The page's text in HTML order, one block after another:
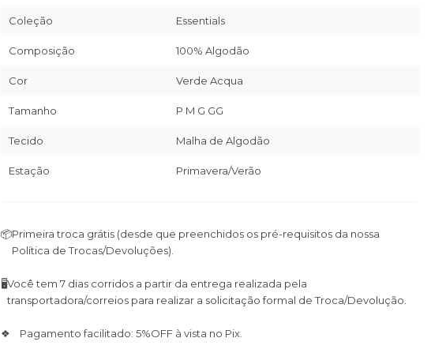
Coleção Essentials
Composição 100% Algodão
Cor Verde Acqua
Tamanho P M G GG
Tecido Malha de Algodão
Estação Primavera/Verão
📦Primeira troca grátis (desde que preenchidos os pré-requisitos da nossa
Política de Trocas/Devoluções).
🖥Você tem 7 dias corridos a partir da entrega realizada pela
transportadora/correios para realizar a solicitação formal de Troca/Devolução.
❖ Pagamento facilitado: 5%OFF à vista no Pix.